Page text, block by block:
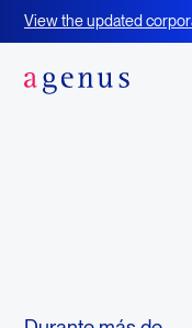
View the updated
BOT+BAL